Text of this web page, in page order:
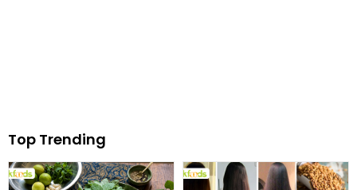
Top Trending